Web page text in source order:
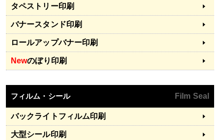
タペストリー印刷
バナースタンド印刷
ロールアップバナー印刷
Newのぼり印刷
フィルム・シール Film Seal
バックライトフィルム印刷
大型シール印刷